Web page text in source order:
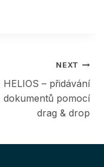
NEXT
HELIOS – přidávání
dokumentů pomocí
drag & drop